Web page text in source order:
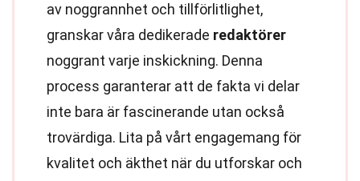
av noggrannhet och tillförlitlighet,
granskar våra dedikerade redaktörer
noggrant varje inskickning. Denna
process garanterar att de fakta vi delar
inte bara är fascinerande utan också
trovärdiga. Lita på vårt engagemang för
kvalitet och äkthet när du utforskar och